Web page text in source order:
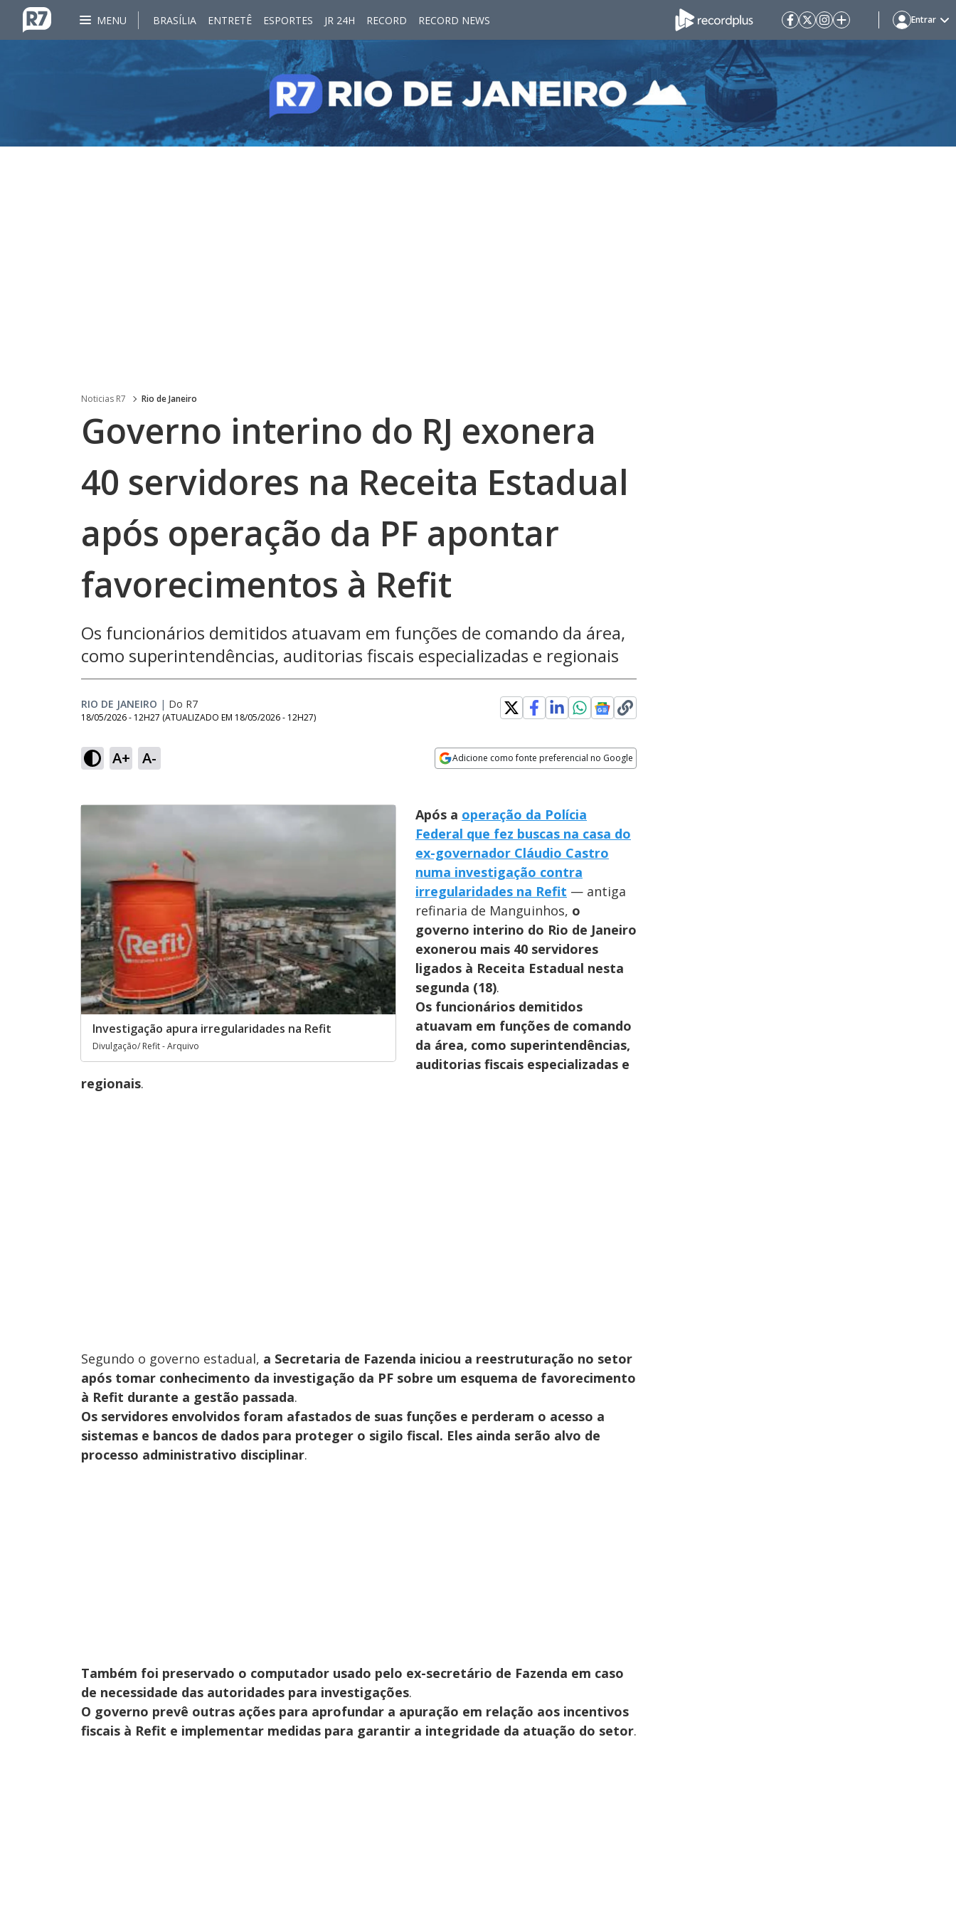
MENU BRASÍLIA ENTRETÊ ESPORTES JR 24H RECORD RECORD NEWS Entrar
Noticias R7 Rio de Janeiro
Governo interino do RJ exonera
40 servidores na Receita Estadual
após operação da PF apontar
favorecimentos à Refit
Os funcionários demitidos atuavam em funções de comando da área,
como superintendências, auditorias fiscais especializadas e regionais
RIO DE JANEIRO | Do R7
18/05/2026 - 12H27 (ATUALIZADO EM 18/05/2026 - 12H27)
A+ A- Adicione como fonte preferencial no Google
Investigação apura irregularidades na Refit
Divulgação/ Refit - Arquivo
Após a operação da Polícia
Federal que fez buscas na casa do
ex-governador Cláudio Castro
numa investigação contra
irregularidades na Refit — antiga
refinaria de Manguinhos, o
governo interino do Rio de Janeiro
exonerou mais 40 servidores
ligados à Receita Estadual nesta
segunda (18).
Os funcionários demitidos
atuavam em funções de comando
da área, como superintendências,
auditorias fiscais especializadas e
regionais.
Segundo o governo estadual, a Secretaria de Fazenda iniciou a reestruturação no setor
após tomar conhecimento da investigação da PF sobre um esquema de favorecimento
à Refit durante a gestão passada.
Os servidores envolvidos foram afastados de suas funções e perderam o acesso a
sistemas e bancos de dados para proteger o sigilo fiscal. Eles ainda serão alvo de
processo administrativo disciplinar.
Também foi preservado o computador usado pelo ex-secretário de Fazenda em caso
de necessidade das autoridades para investigações.
O governo prevê outras ações para aprofundar a apuração em relação aos incentivos
fiscais à Refit e implementar medidas para garantir a integridade da atuação do setor.